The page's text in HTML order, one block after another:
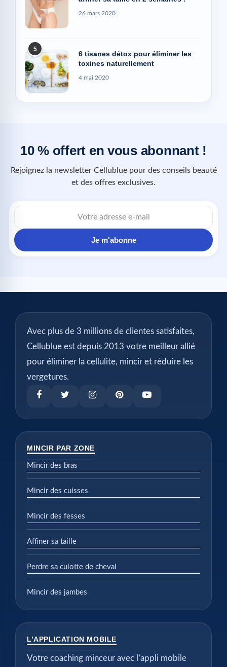
5
6 tisanes détox pour éliminer les
toxines naturellement
4 mai 2020
10 % offert en vous abonnant !
Rejoignez la newsletter Cellublue pour des conseils beauté
et des offres exclusives.
Je m'abonne
Avec plus de 3 millions de clientes satisfaites,
Cellublue est depuis 2013 votre meilleur allié
pour éliminer la cellulite, mincir et réduire les
vergetures.
MINCIR PAR ZONE
Mincir des bras
Mincir des cuisses
Mincir des fesses
Affiner sa taille
Perdre sa culotte de cheval
Mincir des jambes
L’APPLICATION MOBILE
Votre coaching minceur avec l’appli mobile